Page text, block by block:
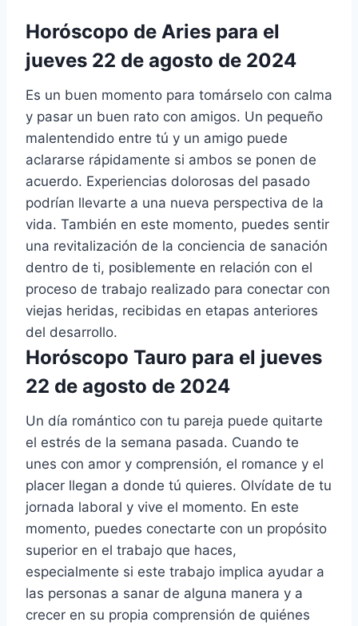
Horóscopo de Aries para el
jueves 22 de agosto de 2024
Es un buen momento para tomárselo con calma
y pasar un buen rato con amigos. Un pequeño
malentendido entre tú y un amigo puede
aclararse rápidamente si ambos se ponen de
acuerdo. Experiencias dolorosas del pasado
podrían llevarte a una nueva perspectiva de la
vida. También en este momento, puedes sentir
una revitalización de la conciencia de sanación
dentro de ti, posiblemente en relación con el
proceso de trabajo realizado para conectar con
viejas heridas, recibidas en etapas anteriores
del desarrollo.
Horóscopo Tauro para el jueves
22 de agosto de 2024
Un día romántico con tu pareja puede quitarte
el estrés de la semana pasada. Cuando te
unes con amor y comprensión, el romance y el
placer llegan a donde tú quieres. Olvídate de tu
jornada laboral y vive el momento. En este
momento, puedes conectarte con un propósito
superior en el trabajo que haces,
especialmente si este trabajo implica ayudar a
las personas a sanar de alguna manera y a
crecer en su propia comprensión de quiénes